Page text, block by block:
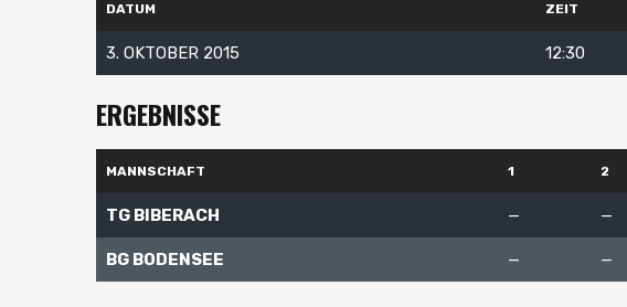
DATUM ZEIT
3. OKTOBER 2015 12:30
ERGEBNISSE
MANNSCHAFT 1 2
TG BIBERACH — —
BG BODENSEE — —